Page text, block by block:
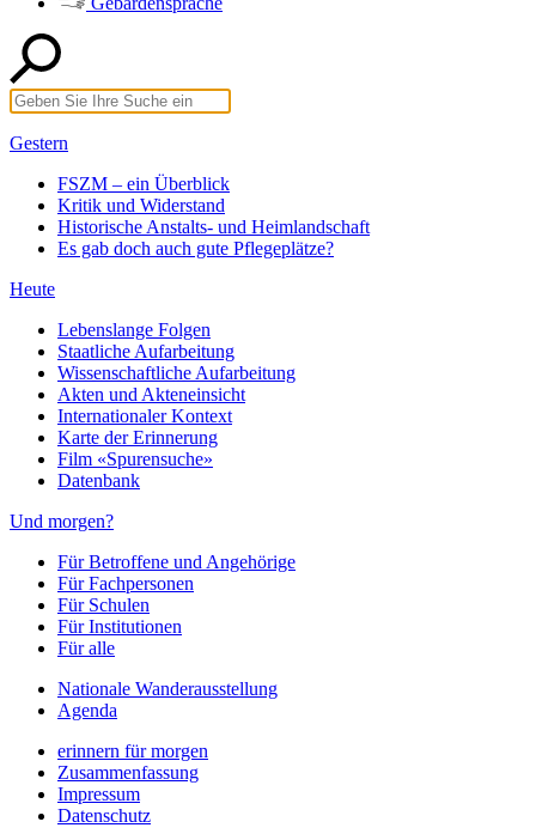
Gestern
FSZM – ein Überblick
Kritik und Widerstand
Historische Anstalts- und Heimlandschaft
Es gab doch auch gute Pflegeplätze?
Heute
Lebenslange Folgen
Staatliche Aufarbeitung
Wissenschaftliche Aufarbeitung
Akten und Akteneinsicht
Internationaler Kontext
Karte der Erinnerung
Film «Spurensuche»
Datenbank
Und morgen?
Für Betroffene und Angehörige
Für Fachpersonen
Für Schulen
Für Institutionen
Für alle
Nationale Wanderausstellung
Agenda
erinnern für morgen
Zusammenfassung
Impressum
Datenschutz